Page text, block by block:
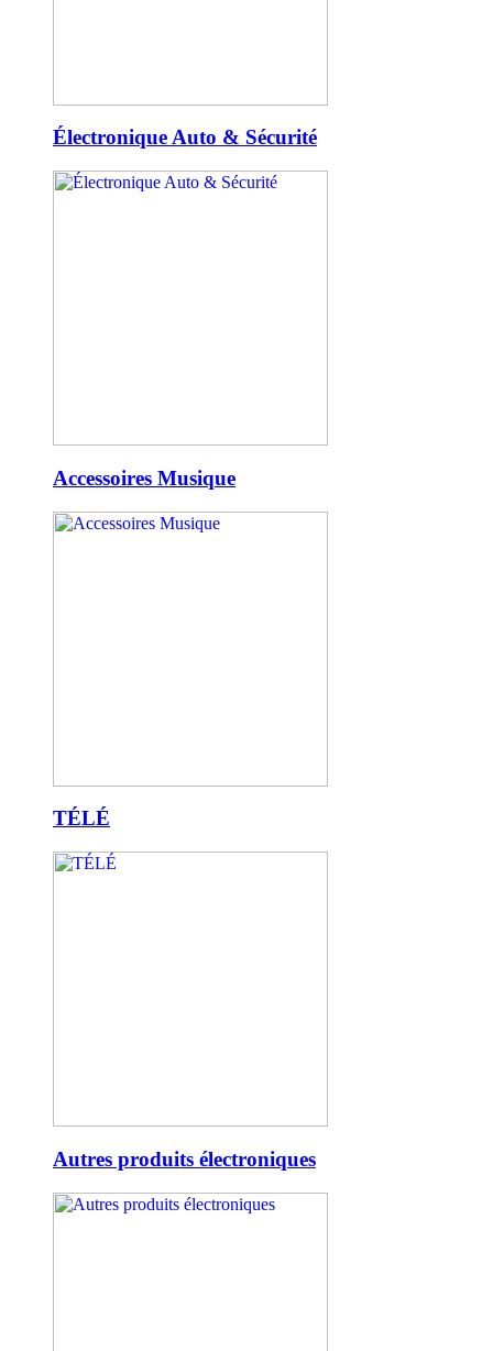
Électronique Auto & Sécurité
Accessoires Musique
TÉLÉ
Autres produits électroniques